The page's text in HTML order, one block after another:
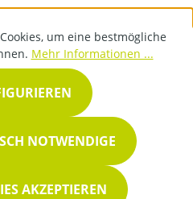
um eine bestmögliche
Mehr Informationen ...
NOTWENDIGE
AKZEPTIEREN